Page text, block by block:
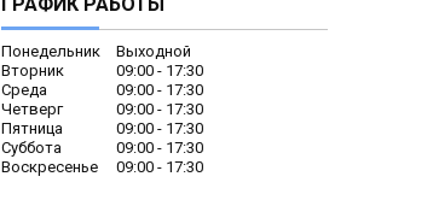
Понедельник
Выходной
Вторник
09:00
17:30
Среда
09:00
17:30
Четверг
09:00
17:30
Пятница
09:00
17:30
Суббота
09:00
17:30
Воскресенье
09:00 17:30